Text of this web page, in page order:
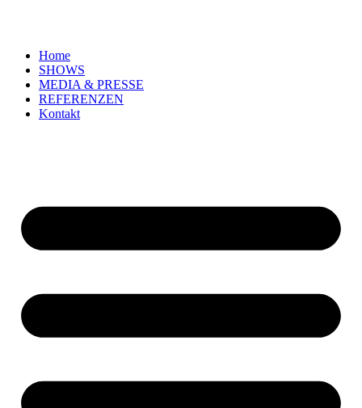
Home
SHOWS
MEDIA & PRESSE
REFERENZEN
Kontakt